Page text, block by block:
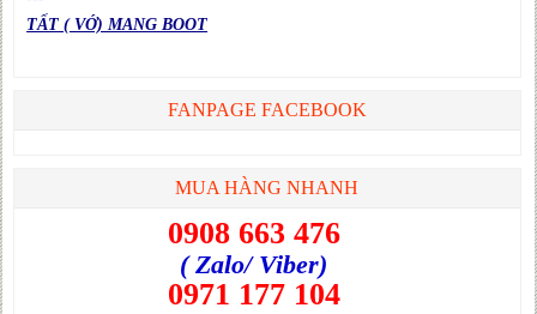
TẤT ( VỚ) MANG BOOT
FANPAGE FACEBOOK
MUA HÀNG NHANH
0908 663 476
( Zalo/ Viber)
0971 177 104